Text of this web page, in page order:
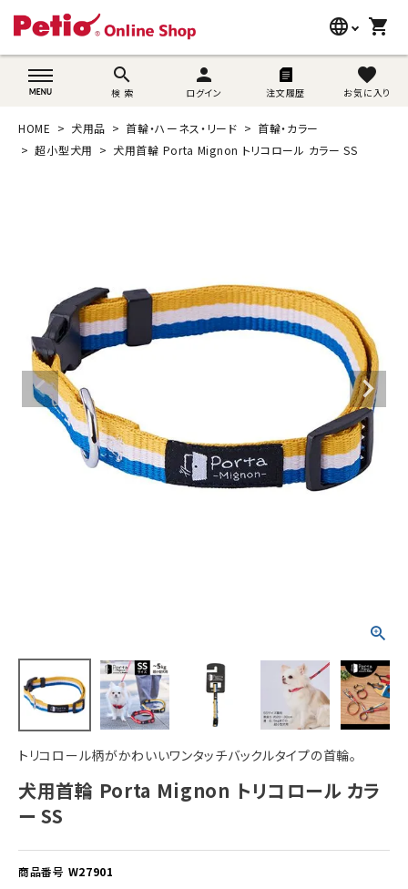
language
wovn-lang-name
shopping_cart
search
検 索
person
ログイン 注文履歴
favorite
お気に入り
search
猫用品
目的別に探す
SNS
ご利用案内
ACCOUNT MENU
ようこそ ゲスト 様
HOME 犬用品 首輪・ハーネス・リード
首輪・カラー
超小型犬用
犬用首輪 Porta Mignon トリコロール カラー SS
トリコロール柄がかわいいワンタッチバックルタイプの首輪。
犬用首輪 Porta Mignon トリコロール カラ
ー SS
商品番号 W27901